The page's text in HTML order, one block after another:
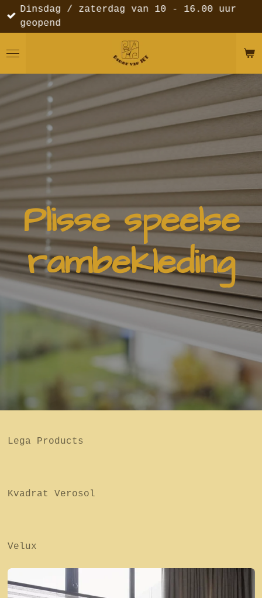
Ga
direct
de
Dinsdag / zaterdag van 10 - 16.00 uur
geopend
Plisse speelse
rambekleding
Lega Products
Kvadrat Verosol
Velux